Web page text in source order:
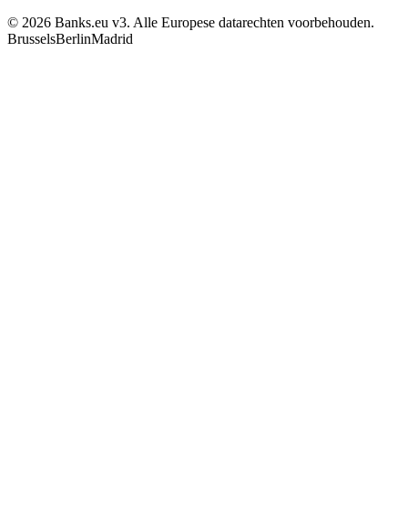
© 2026 Banks.eu v3. Alle Europese datarechten voorbehouden.
BrusselsBerlinMadrid